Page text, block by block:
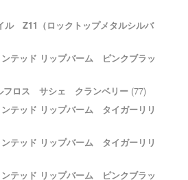
Z11（ロックトップメタルシルバ
テッド リップバーム ピンクブラッ
フロス サシェ クランベリー (77)
テッド リップバーム タイガーリリ
テッド リップバーム タイガーリリ
テッド リップバーム ピンクブラッ